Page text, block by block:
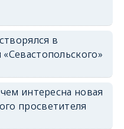
в
интересна новая
просветителя